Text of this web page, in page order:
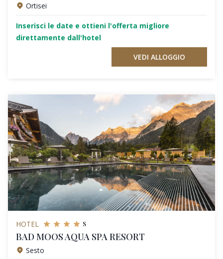
Ortisei
Inserisci le date e ottieni l'offerta migliore
direttamente dall'hotel
VEDI ALLOGGIO
HOTEL s
BAD MOOS AQUA SPA RESORT
Sesto